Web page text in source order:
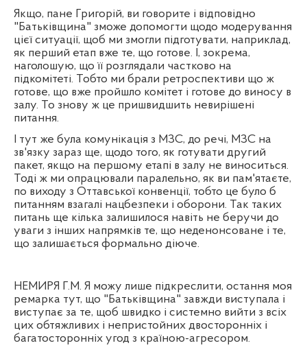
Якщо, пане Григорій, ви говорите і відповідно
"Батьківщина" зможе допомогти щодо модерування
цієї ситуації, щоб ми змогли підготувати, наприклад,
як перший етап вже те, що готове. І, зокрема,
наголошую, що її розглядали частково на
підкомітеті. Тобто ми брали ретроспективи що ж
готове, що вже пройшло комітет і готове до виносу в
залу. То знову ж це пришвидшить невирішені
питання.
І тут же була комунікація з МЗС, до речі, МЗС на
зв'язку зараз ще, щодо того, як готувати другий
пакет, якщо на першому етапі в залу не виноситься.
Тоді ж ми опрацювали паралельно, як ви пам'ятаєте,
по виходу з Оттавської конвенції, тобто це було б
питанням взагалі нацбезпеки і оборони. Так таких
питань ще кілька залишилося навіть не беручи до
уваги з інших напрямків те, що неденонсоване і те,
що залишається формально діюче.
НЕМИРЯ Г.М. Я можу лише підкреслити, остання моя
ремарка тут, що "Батьківщина" завжди виступала і
виступає за те, щоб швидко і системно вийти з всіх
цих обтяжливих і непристойних двосторонніх і
багатосторонніх угод з країною-агресором.